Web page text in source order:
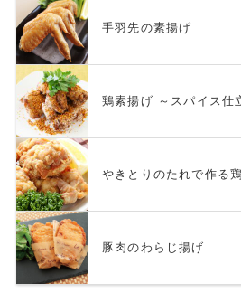
手羽先の素揚げ
鶏素揚げ ～スパイス仕
やきとりのたれで作る
豚肉のわらじ揚げ